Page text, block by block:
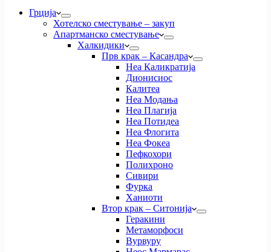
Грција
Хотелско сместување – закуп
Апартманско сместување
Халкидики
Прв крак – Касандра
Неа Каликратија
Дионисиос
Калитеа
Неа Модања
Неа Плагија
Неа Потидеа
Неа Флогита
Неа Фокеа
Пефкохори
Полихроно
Сивири
Фурка
Ханиоти
Втор крак – Ситонија
Геракини
Метаморфоси
Вурвуру